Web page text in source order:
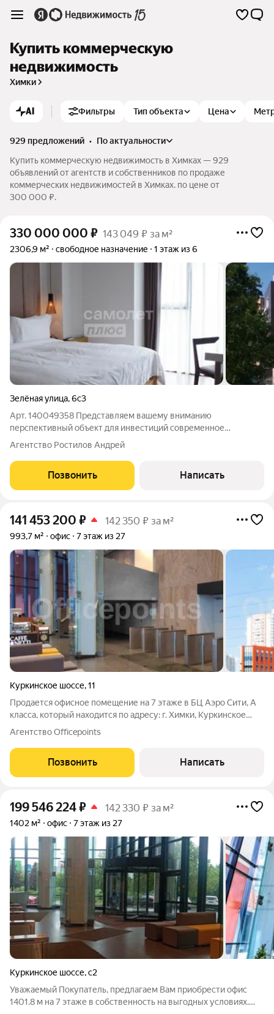
Купить коммерческую
недвижимость
Химки
AI Фильтры Тип объекта Цена
929 предложений •
по актуальности
Купить коммерческую недвижимость в Химках — 929
объявлений от агентств и собственников по продаже
коммерческих недвижимостей в Химках. по цене от
300 000 ₽.
330 000 000 ₽ 143 049 ₽ за м²
2306,9 м² свободное назначение 1 этаж из 6
Зелёная улица,6с3
Арт. 140049358 Представляем вашему вниманию
перспективный объект для инвестиций современное
административное здание под размещение гостиницы в одном
из самых динамично развивающихся районов Подмосковья с
номерным фондом 36 номеров. Здание
Агентство Ростилов Андрей
Позвонить Написать
141 453 200 ₽ 142 350 ₽ за м²
993,7 м² офис 7 этаж из 27
Куркинское шоссе,11
Продается офисное помещение на 7 этаже в БЦ Аэро Сити, А
класса, который находится по адресу: г. Химки, Куркинское
шоссе, стр. 2. Ближайшие станции метро Планерная,
Сходненская и Ховрино. От метро удобней добираться на
городском транспорте или такси.
Агентство Officepoints
Позвонить Написать
199 546 224₽ 142 330 ₽ за м²
1402 м² офис 7 этаж из 27
Куркинское шоссе,с2
Уважаемый Покупатель, предлагаем Вам приобрести офис
1401.8 м на 7 этаже в собственность на выгодных условиях.